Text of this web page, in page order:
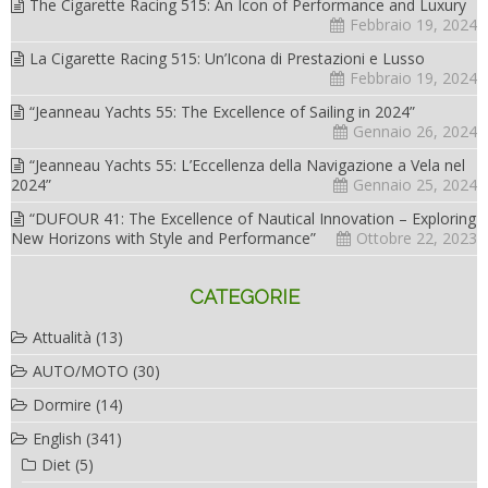
The Cigarette Racing 515: An Icon of Performance and Luxury
Febbraio 19, 2024
La Cigarette Racing 515: Un’Icona di Prestazioni e Lusso
Febbraio 19, 2024
“Jeanneau Yachts 55: The Excellence of Sailing in 2024”
Gennaio 26, 2024
“Jeanneau Yachts 55: L’Eccellenza della Navigazione a Vela nel
2024”
Gennaio 25, 2024
“DUFOUR 41: The Excellence of Nautical Innovation – Exploring
New Horizons with Style and Performance”
Ottobre 22, 2023
CATEGORIE
Attualità (13)
AUTO/MOTO (30)
Dormire (14)
English (341)
Diet (5)